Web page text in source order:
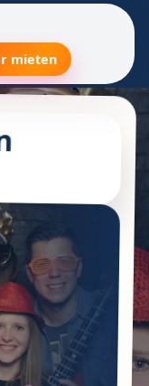
mieten